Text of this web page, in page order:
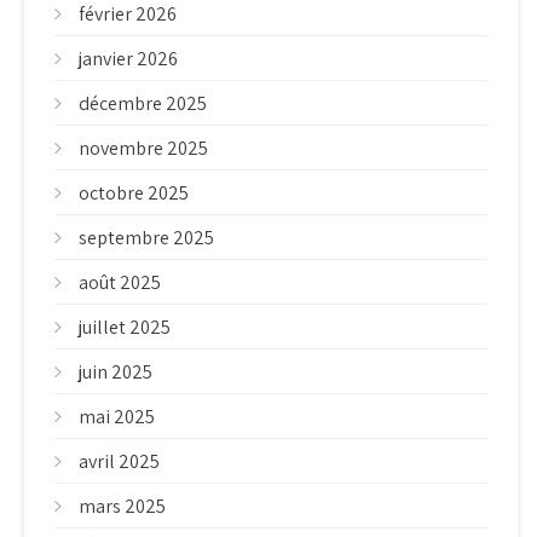
février 2026
janvier 2026
décembre 2025
novembre 2025
octobre 2025
septembre 2025
août 2025
juillet 2025
juin 2025
mai 2025
avril 2025
mars 2025